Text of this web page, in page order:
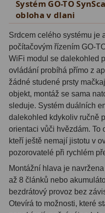
Adaptéry projekční11
Adaptéry M4833
Filtry L-RGB7
Filtry Pass 6
Filtry Block10
Filtry Clip5
Filtry CCD Hα, OIII7
Filtrová kola a rámy16
Rovnače a reduktory13
Systém GO-TO
obloha v dlani
Srdcem celého systému je
počítačovým řízením GO-
WiFi modul se dalekohled
ovládání probíhá přímo z
žádné studené prsty
objekt, montáž se sama
sleduje. Systém duálních
dalekohled kdykoliv ručně
orientaci vůči hvězdám. To
kteří ještě nemají jistotu v
pozorovatelé při rychlém
Montážní hlava je
až 8 článků nebo
bezdrátový provoz bez
Otevírá to možnosti, které